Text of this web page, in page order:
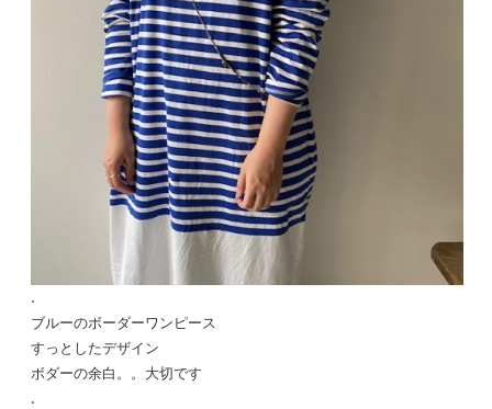
.
ブルーのボーダーワンピース
すっとしたデザイン
ボダーの余白。。大切です
.